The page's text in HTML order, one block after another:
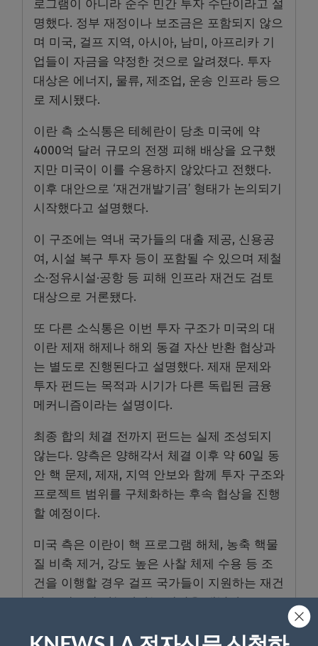
로그램이 아니라 순수 민간 투자 수단이라고 설
명했다. 정부 재정이나 보조금은 포함되지 않으
며 미국, 걸프 지역, 아시아, 남미, 아프리카 기
업들이 자금을 약정한 것으로 알려졌다. 투자
대상은 에너지, 물류, 제조업, 운송 인프라 등으
로 제시됐다.
이란 측 소식통은 테헤란이 당초 미국에 약
4000억 달러 규모의 전쟁 피해 배상을 요구했
지만 미국이 이를 수용하지 않았다고 전했다.
이후 대안으로 ‘재건개발기금’ 형태가 논의되기
시작했다고 설명했다.
이 구조에는 역내 국가들의 대출 제공, 신용공
여, 시설 복구 투자 등이 포함될 수 있으며 제철
소·정유시설·공항 등 피해 인프라 재건도 검토
대상으로 거론됐다.
또 다른 소식통은 이번 투자 구조가 미국의 대
이란 제재 해제나 해외 동결 자산 반환 협상과
는 별도로 진행된다고 설명했다. 제재 문제와
투자 펀드는 목적과 시기가 다른 독립된 금융
메커니즘이라는 설명이다.
최종 합의 체결 전까지 펀드는 실제 조성되지
않는다. 양측은 양해각서 체결 이후 약 60일 동
안 핵 문제, 제재, 지역 안보와 함께 투자 구조와
프로젝트 범위를 구체화하는 후속 협상을 진행
할 예정이다.
미국 측은 이란이 핵 프로그램 해체, 농축 핵물
질 비축 제거, 강도 높은 사찰 체제 수용 등 조
건을 이행할 경우 걸프 국가들이 지원하는 재건
자금 접근이 가능하다는 입장을 내놨다.
소식통은 한국·일본·싱가포르·말레이시아·미국